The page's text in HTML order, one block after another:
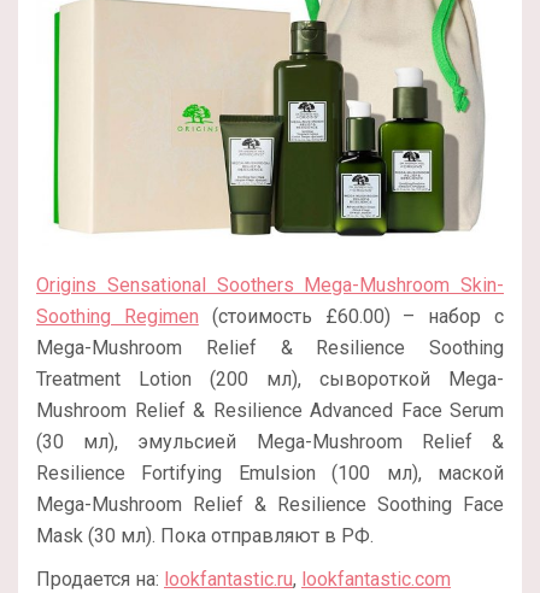
Origins Sensational Soothers Mega-Mushroom Skin-
Soothing Regimen (стоимость £60.00) – набор с
Mega-Mushroom Relief & Resilience Soothing
Treatment Lotion (200 мл), сывороткой Mega-
Mushroom Relief & Resilience Advanced Face Serum
(30 мл), эмульсией Mega-Mushroom Relief &
Resilience Fortifying Emulsion (100 мл), маской
Mega-Mushroom Relief & Resilience Soothing Face
Mask (30 мл). Пока отправляют в РФ.
Продается на: lookfantastic.ru, lookfantastic.com